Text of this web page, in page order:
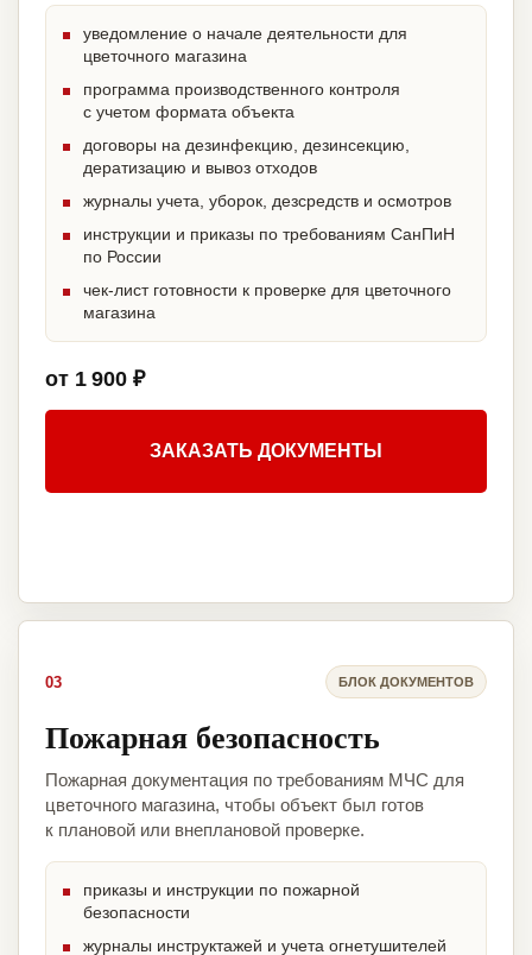
уведомление о начале деятельности для
цветочного магазина
программа производственного контроля
с учетом формата объекта
договоры на дезинфекцию, дезинсекцию,
дератизацию и вывоз отходов
журналы учета, уборок, дезсредств и осмотров
инструкции и приказы по требованиям СанПиН
по России
чек-лист готовности к проверке для цветочного
магазина
от 1 900 ₽
ЗАКАЗАТЬ ДОКУМЕНТЫ
03 БЛОК ДОКУМЕНТОВ
Пожарная безопасность
Пожарная документация по требованиям МЧС для
цветочного магазина, чтобы объект был готов
к плановой или внеплановой проверке.
приказы и инструкции по пожарной
безопасности
журналы инструктажей и учета огнетушителей